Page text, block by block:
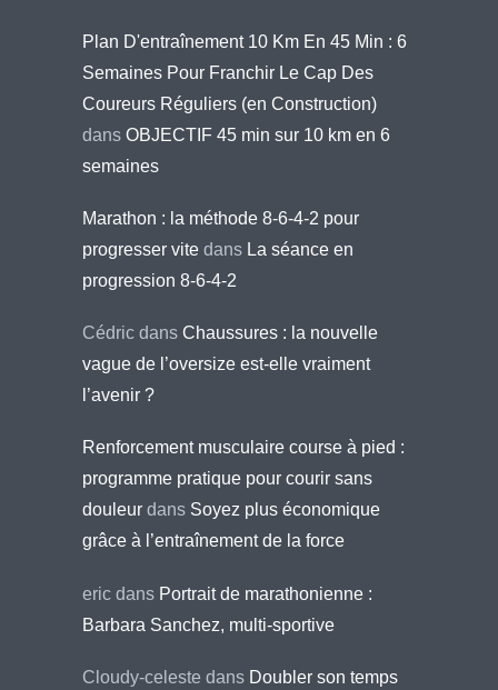
Plan D'entraînement 10 Km En 45 Min : 6
Semaines Pour Franchir Le Cap Des
Coureurs Réguliers (en Construction)
dans OBJECTIF 45 min sur 10 km en 6
semaines
Marathon : la méthode 8-6-4-2 pour
progresser vite dans La séance en
progression 8-6-4-2
Cédric dans Chaussures : la nouvelle
vague de l’oversize est-elle vraiment
l’avenir ?
Renforcement musculaire course à pied :
programme pratique pour courir sans
douleur dans Soyez plus économique
grâce à l’entraînement de la force
eric dans Portrait de marathonienne :
Barbara Sanchez, multi-sportive
Cloudy-celeste dans Doubler son temps